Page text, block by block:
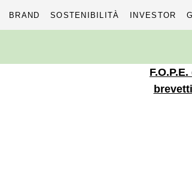
BRAND SOSTENIBILITÀ INVESTOR
F.O.P.E.
brevetti